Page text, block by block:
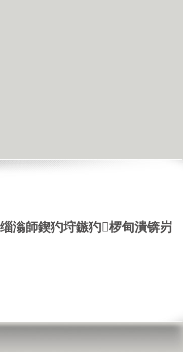
滃師鍥犳垨鏃犳椤甸潰锛岃